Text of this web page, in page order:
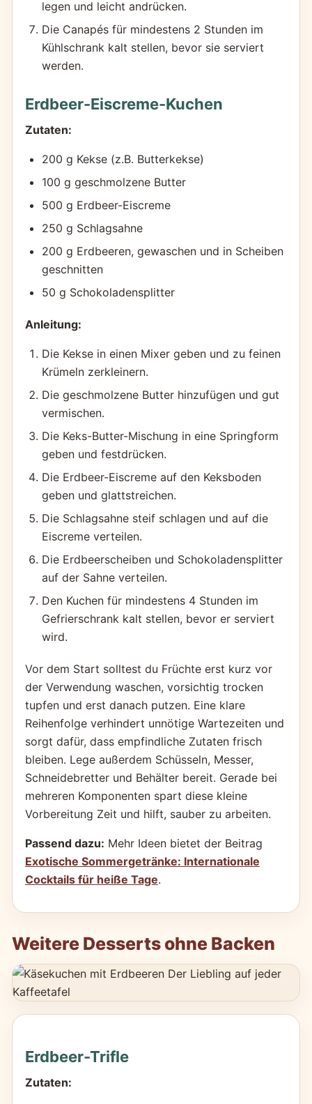
legen und leicht andrücken.
Die Canapés für mindestens 2 Stunden im
Kühlschrank kalt stellen, bevor sie serviert
werden.
Erdbeer-Eiscreme-Kuchen
Zutaten:
200 g Kekse (z.B. Butterkekse)
100 g geschmolzene Butter
500 g Erdbeer-Eiscreme
250 g Schlagsahne
200 g Erdbeeren, gewaschen und in Scheiben
geschnitten
50 g Schokoladensplitter
Anleitung:
Die Kekse in einen Mixer geben und zu feinen
Krümeln zerkleinern.
Die geschmolzene Butter hinzufügen und gut
vermischen.
Die Keks-Butter-Mischung in eine Springform
geben und festdrücken.
Die Erdbeer-Eiscreme auf den Keksboden
geben und glattstreichen.
Die Schlagsahne steif schlagen und auf die
Eiscreme verteilen.
Die Erdbeerscheiben und Schokoladensplitter
auf der Sahne verteilen.
Den Kuchen für mindestens 4 Stunden im
Gefrierschrank kalt stellen, bevor er serviert
wird.
Vor dem Start solltest du Früchte erst kurz vor
der Verwendung waschen, vorsichtig trocken
tupfen und erst danach putzen. Eine klare
Reihenfolge verhindert unnötige Wartezeiten und
sorgt dafür, dass empfindliche Zutaten frisch
bleiben. Lege außerdem Schüsseln, Messer,
Schneidebretter und Behälter bereit. Gerade bei
mehreren Komponenten spart diese kleine
Vorbereitung Zeit und hilft, sauber zu arbeiten.
Passend dazu: Mehr Ideen bietet der Beitrag
Exotische Sommergetränke: Internationale
Cocktails für heiße Tage.
Weitere Desserts ohne Backen
Erdbeer-Trifle
Zutaten: